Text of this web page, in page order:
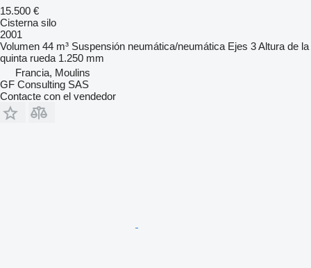
15.500 €
Cisterna silo
2001
Volumen 44 m³ Suspensión neumática/neumática Ejes 3Altura de la
quinta rueda 1.250 mm
Francia, Moulins
GF Consulting SAS
Contacte con el vendedor